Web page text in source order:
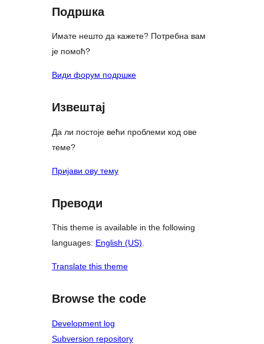
Подршка
Имате нешто да кажете? Потребна вам
је помоћ?
Види форум подршке
Извештај
Да ли постоје већи проблеми код ове
теме?
Пријави ову тему
Преводи
This theme is available in the following
languages: English (US).
Translate this theme
Browse the code
Development log
Subversion repository